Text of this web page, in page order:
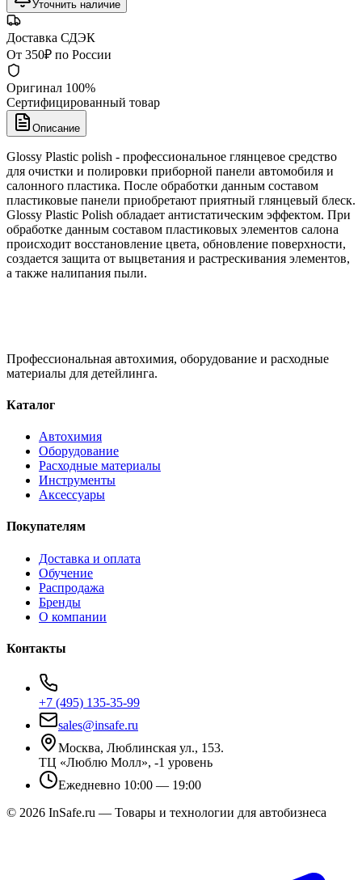
Уточнить наличие
Доставка СДЭК
От 350₽ по России
Оригинал 100%
Сертифицированный товар
Описание
Glossy Plastic polish - профессиональное глянцевое средство
для очистки и полировки приборной панели автомобиля и
салонного пластика. После обработки данным составом
пластиковые панели приобретают приятный глянцевый блеск.
Glossy Plastic Polish обладает антистатическим эффектом. При
обработке данным составом пластиковых элементов салона
происходит восстановление цвета, обновление поверхности,
создается защита от выцветания и растрескивания элементов,
а также налипания пыли.
Профессиональная автохимия, оборудование и расходные
материалы для детейлинга.
Каталог
Автохимия
Оборудование
Расходные материалы
Инструменты
Аксессуары
Покупателям
Доставка и оплата
Обучение
Распродажа
Бренды
О компании
Контакты
+7 (495) 135-35-99
sales@insafe.ru
Москва, Люблинская ул., 153.
ТЦ «Люблю Молл», -1 уровень
Ежедневно 10:00 — 19:00
© 2026 InSafe.ru — Товары и технологии для автобизнеса